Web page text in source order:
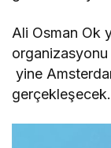
Ali Osman Ok
yine
gerçekleşecek.